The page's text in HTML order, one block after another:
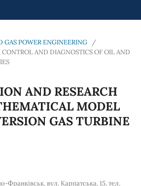
GAS POWER ENGINEERING
/
AND DIAGNOSTICS OF OIL AND
AND RESEARCH
MODEL
GAS TURBINE
Франківськ, вул. Карпатська, 15, тел.